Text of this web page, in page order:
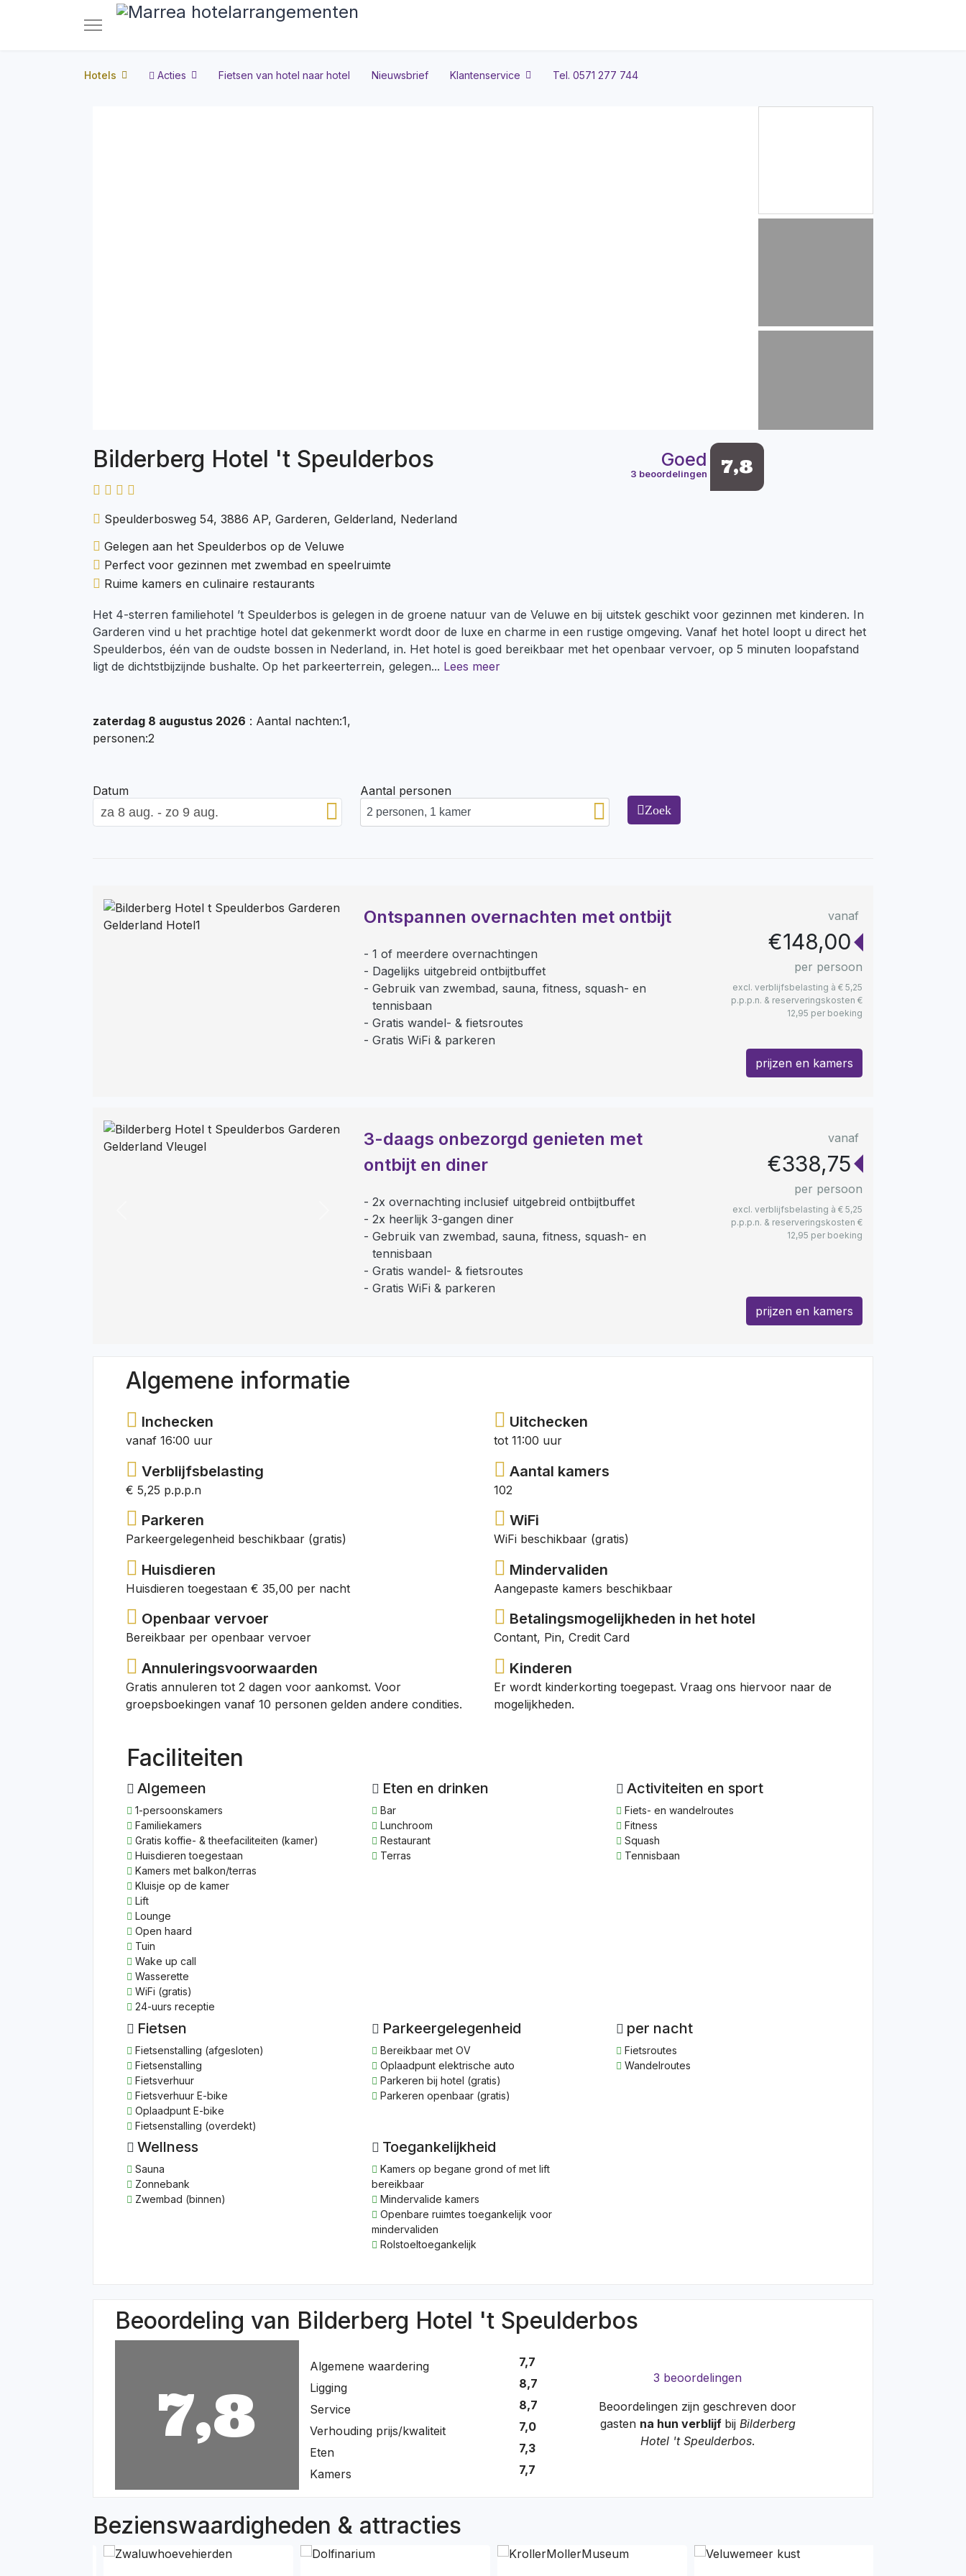
Hotels Acties Fietsen van hotel naar hotel Nieuwsbrief Klantenservice Tel. 0571 277 744
Bilderberg Hotel 't Speulderbos
Speulderbosweg 54, 3886 AP, Garderen, Gelderland, Nederland
Goed
3 beoordelingen 7,8
Gelegen aan het Speulderbos op de Veluwe
Perfect voor gezinnen met zwembad en speelruimte
Ruime kamers en culinaire restaurants
Het 4-sterren familiehotel ’t Speulderbos is gelegen in de groene natuur van de Veluwe en bij uitstek geschikt voor gezinnen met kinderen. In
Garderen vind u het prachtige hotel dat gekenmerkt wordt door de luxe en charme in een rustige omgeving. Vanaf het hotel loopt u direct het
Speulderbos, één van de oudste bossen in Nederland, in. Het hotel is goed bereikbaar met het openbaar vervoer, op 5 minuten loopafstand
ligt de dichtstbijzijnde bushalte. Op het parkeerterrein, gelegen... Lees meer
zaterdag 8 augustus 2026 : Aantal nachten:1,
personen:2
Datum
Aantal personen
Zoek
Ontspannen overnachten met ontbijt
1 of meerdere overnachtingen
Dagelijks uitgebreid ontbijtbuffet
Gebruik van zwembad, sauna, fitness, squash- en
tennisbaan
Gratis wandel- & fietsroutes
Gratis WiFi & parkeren
vanaf
€148,00
per persoon
excl. verblijfsbelasting à € 5,25
p.p.p.n. & reserveringskosten €
12,95 per boeking
prijzen en kamers
3-daags onbezorgd genieten met
ontbijt en diner
2x overnachting inclusief uitgebreid ontbijtbuffet
2x heerlijk 3-gangen diner
Gebruik van zwembad, sauna, fitness, squash- en
tennisbaan
Gratis wandel- & fietsroutes
Gratis WiFi & parkeren
vanaf
€338,75
per persoon
excl. verblijfsbelasting à € 5,25
p.p.p.n. & reserveringskosten €
12,95 per boeking
prijzen en kamers
Algemene informatie
Inchecken
vanaf 16:00 uur
Uitchecken
tot 11:00 uur
Verblijfsbelasting
€ 5,25 p.p.p.n
Aantal kamers
102
Parkeren
Parkeergelegenheid beschikbaar (gratis)
WiFi
WiFi beschikbaar (gratis)
Huisdieren
Huisdieren toegestaan € 35,00 per nacht
Mindervaliden
Aangepaste kamers beschikbaar
Openbaar vervoer
Bereikbaar per openbaar vervoer
Betalingsmogelijkheden in het hotel
Contant, Pin, Credit Card
Annuleringsvoorwaarden
Gratis annuleren tot 2 dagen voor aankomst. Voor
groepsboekingen vanaf 10 personen gelden andere condities.
Kinderen
Er wordt kinderkorting toegepast. Vraag ons hiervoor naar de
mogelijkheden.
Faciliteiten
Algemeen
1-persoonskamers
Familiekamers
Gratis koffie- & theefaciliteiten (kamer)
Huisdieren toegestaan
Kamers met balkon/terras
Kluisje op de kamer
Lift
Lounge
Open haard
Tuin
Wake up call
Wasserette
WiFi (gratis)
24-uurs receptie
Eten en drinken
Bar
Lunchroom
Restaurant
Terras
Activiteiten en sport
Fiets- en wandelroutes
Fitness
Squash
Tennisbaan
Fietsen
Fietsenstalling (afgesloten)
Fietsenstalling
Fietsverhuur
Fietsverhuur E-bike
Oplaadpunt E-bike
Fietsenstalling (overdekt)
Parkeergelegenheid
Bereikbaar met OV
Oplaadpunt elektrische auto
Parkeren bij hotel (gratis)
Parkeren openbaar (gratis)
per nacht
Fietsroutes
Wandelroutes
Wellness
Sauna
Zonnebank
Zwembad (binnen)
Toegankelijkheid
Kamers op begane grond of met lift
bereikbaar
Mindervalide kamers
Openbare ruimtes toegankelijk voor
mindervaliden
Rolstoeltoegankelijk
Beoordeling van Bilderberg Hotel 't Speulderbos
7,8
Algemene waardering
7,7
Ligging
8,7
Service
8,7
Verhouding prijs/kwaliteit
7,0
Eten
7,3
Kamers
7,7
3 beoordelingen
Beoordelingen zijn geschreven door
gasten na hun verblijf bij Bilderberg
Hotel 't Speulderbos.
Bezienswaardigheden & attracties